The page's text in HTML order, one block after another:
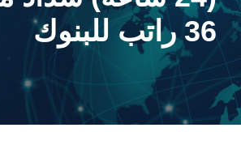
36 راتب للبنوك